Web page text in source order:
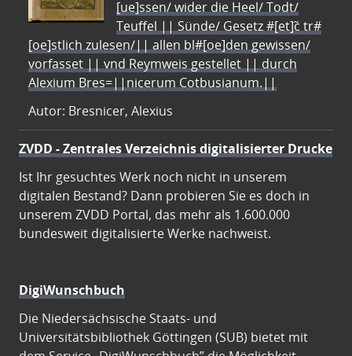
[ue]ssen/ wider die Heel/ Todt/
Teuffel || Sünde/ Gesetz #[et]c̃ tr#
[oe]stlich zulesen/|| allen bl#[oe]den gewissen/
vorfasset || vnd Reymweis gestellet || durch
Alexium Bres=||nicerum Cotbusianum.||
Autor: Bresnicer, Alexius
ZVDD - Zentrales Verzeichnis digitalisierter Drucke
Ist Ihr gesuchtes Werk noch nicht in unserem
digitalen Bestand? Dann probieren Sie es doch in
unserem ZVDD Portal, das mehr als 1.600.000
bundesweit digitalisierte Werke nachweist.
DigiWunschbuch
Die Niedersächsische Staats- und
Universitätsbibliothek Göttingen (SUB) bietet mit